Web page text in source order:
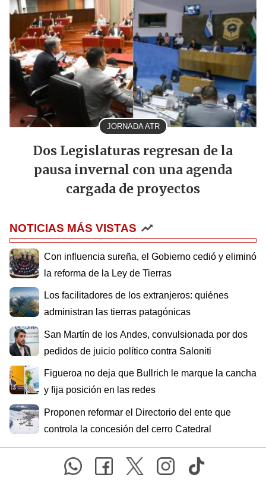
JORNADA ATR
Dos Legislaturas regresan de la
pausa invernal con una agenda
cargada de proyectos
NOTICIAS MÁS VISTAS
Con influencia sureña, el Gobierno cedió y eliminó
la reforma de la Ley de Tierras
Los facilitadores de los extranjeros: quiénes
administran las tierras patagónicas
San Martín de los Andes, convulsionada por dos
pedidos de juicio político contra Saloniti
Figueroa no deja que Bullrich le marque la cancha
y fija posición en las redes
Proponen reformar el Directorio del ente que
controla la concesión del cerro Catedral